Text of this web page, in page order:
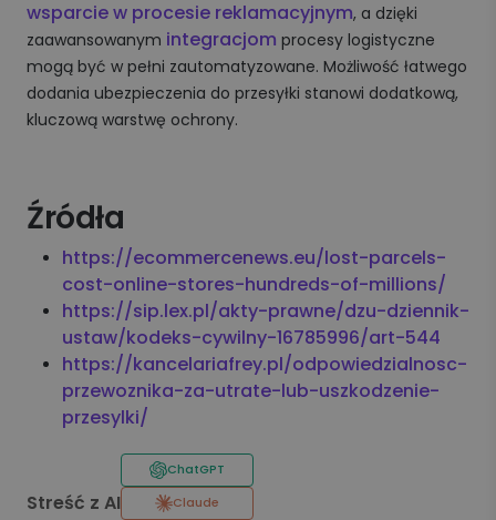
wsparcie w procesie reklamacyjnym, a dzięki
zaawansowanym integracjom procesy logistyczne
mogą być w pełni zautomatyzowane. Możliwość łatwego
dodania ubezpieczenia do przesyłki stanowi dodatkową,
kluczową warstwę ochrony.
Źródła
https://ecommercenews.eu/lost-parcels-
cost-online-stores-hundreds-of-millions/
https://sip.lex.pl/akty-prawne/dzu-dziennik-
ustaw/kodeks-cywilny-16785996/art-544
https://kancelariafrey.pl/odpowiedzialnosc-
przewoznika-za-utrate-lub-uszkodzenie-
przesylki/
Streść z AI
ChatGPT
Claude